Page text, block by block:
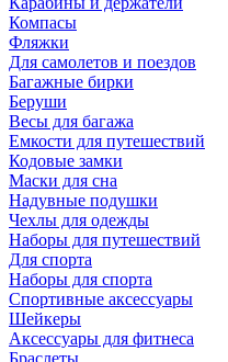
Компасы
Фляжки
Для самолетов и поездов
Багажные бирки
Беруши
Весы для багажа
Емкости для путешествий
Кодовые замки
Маски для сна
Надувные подушки
Чехлы для одежды
Наборы для путешествий
Для спорта
Наборы для спорта
Спортивные аксессуары
Шейкеры
Аксессуары для фитнеса
Браслеты